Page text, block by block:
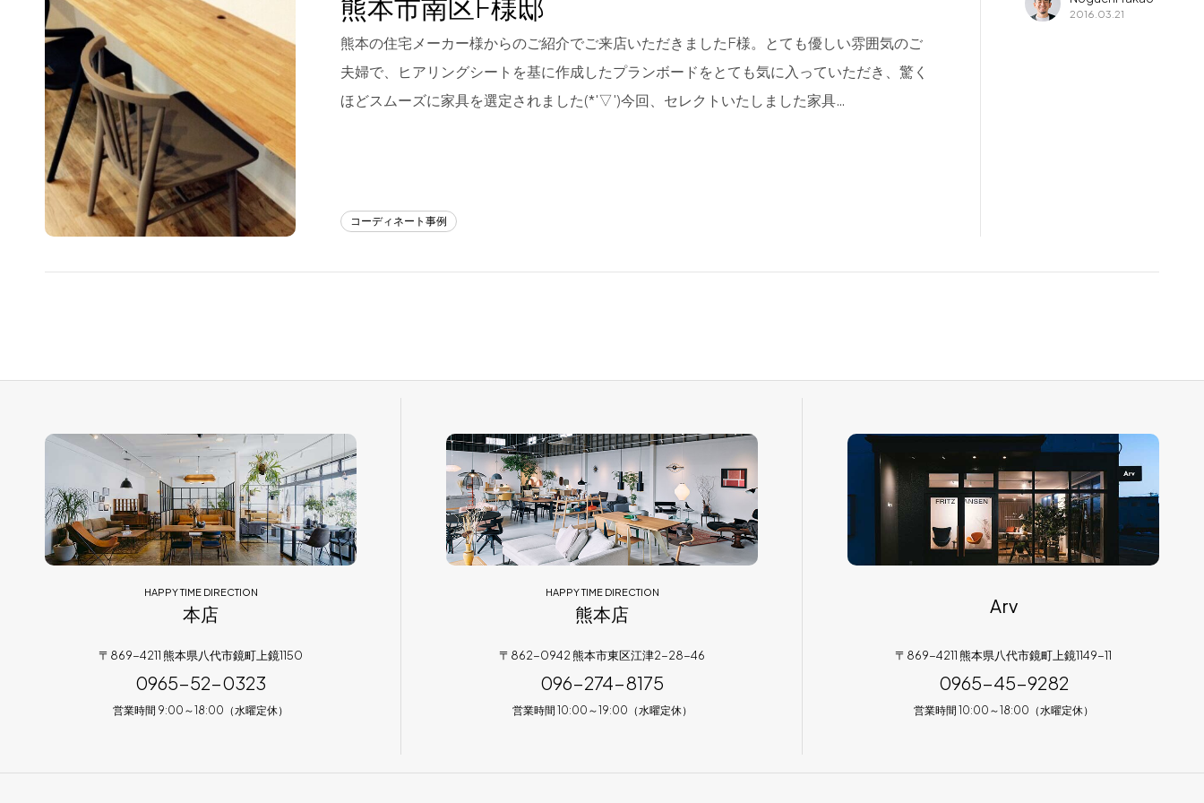
Blog
About us
for Business
Recruit
Contact
熊本店
096-274-8175
0965-45-9282
熊本市南区F様邸
熊本の住宅メーカー様からのご紹介でご来店いただきましたF様。とても優しい雰囲気のご
夫婦で、ヒアリングシートを基に作成したプランボードをとても気に入っていただき、驚く
ほどスムーズに家具を選定されました(*'▽')今回、セレクトいたしました家具…
コーディネート事例
2016.03.21
HAPPY TIME DIRECTION
本店
〒869-4211 熊本県八代市鏡町上鏡1150
0965-52-0323
営業時間 9:00～18:00（水曜定休）
HAPPY TIME DIRECTION
熊本店
〒862-0942 熊本市東区江津2-28-46
096-274-8175
営業時間 10:00～19:00（水曜定休）
Arv
〒869-4211 熊本県八代市鏡町上鏡1149-11
0965-45-9282
営業時間 10:00～18:00（水曜定休）